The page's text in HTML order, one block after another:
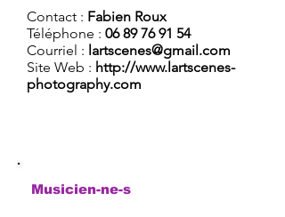
Contact : Fabien Roux
Téléphone : 06 89 76 91 54
Courriel : lartscenes@gmail.com
Site Web : http://www.lartscenes-
photography.com
Musicien-ne-s